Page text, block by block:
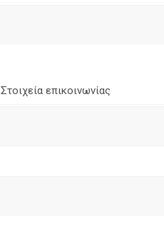
Στοιχεία επικοινωνίας